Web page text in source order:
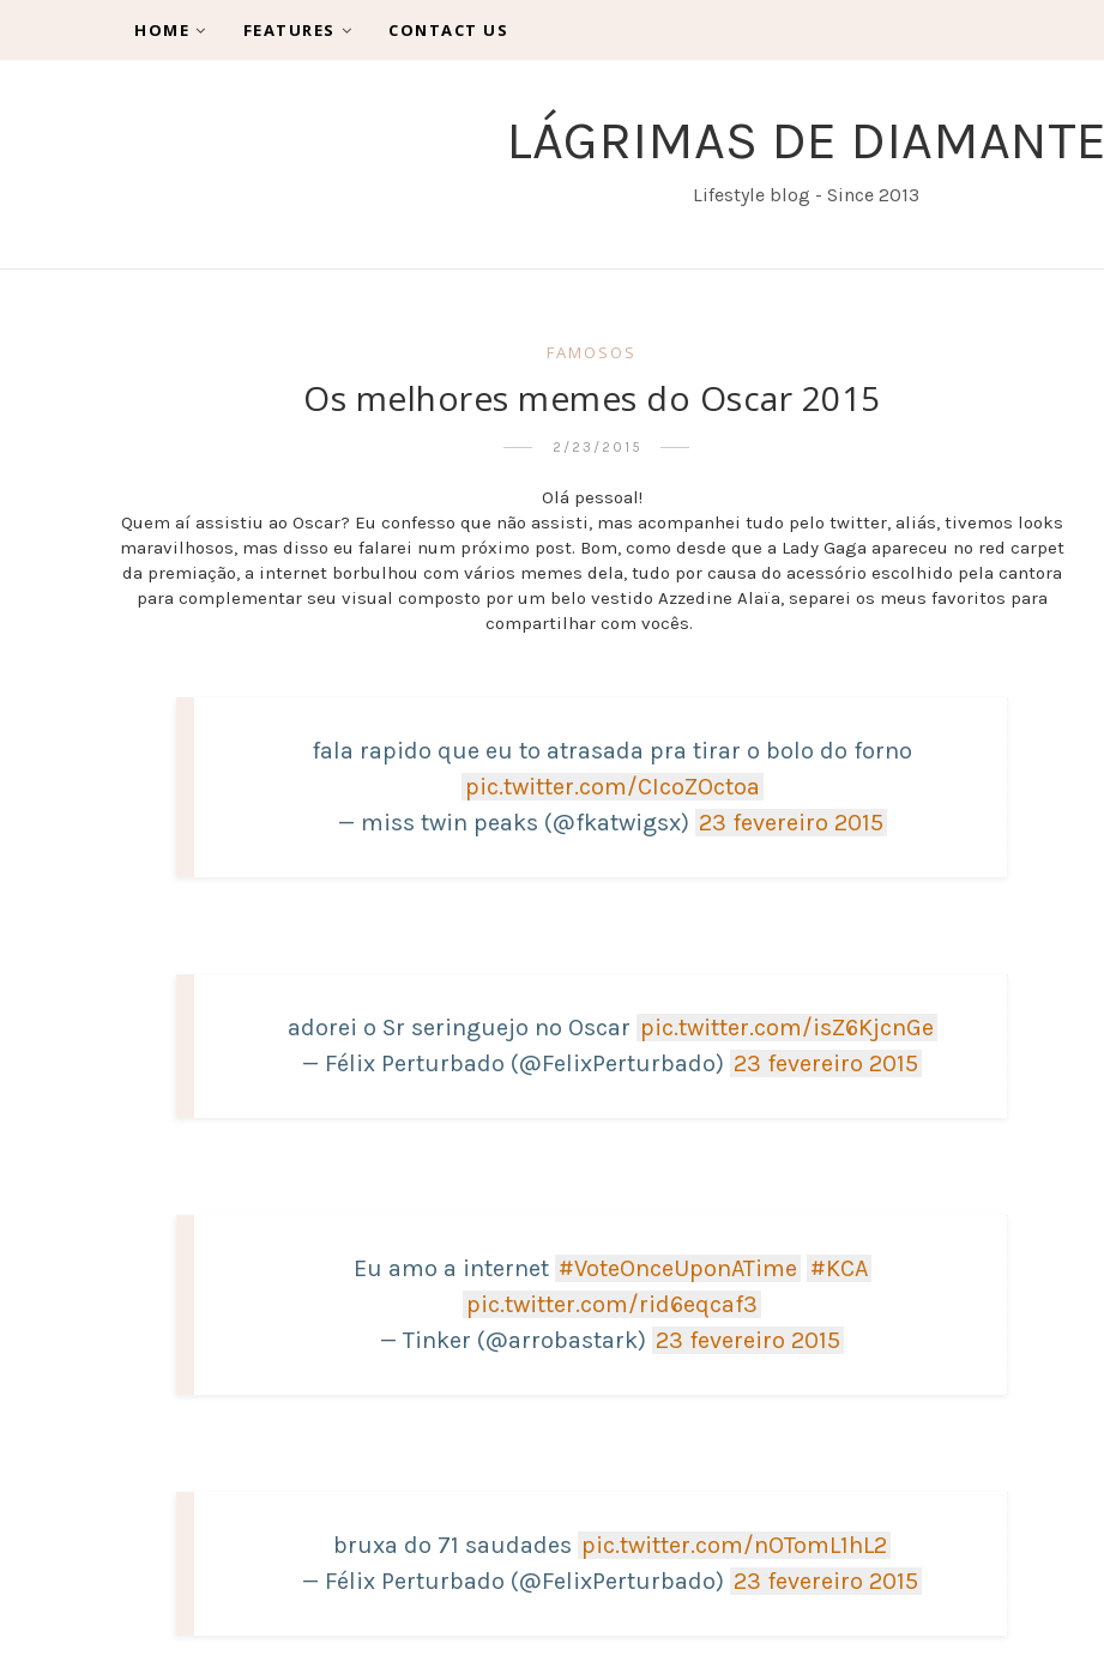
LÁGRIMAS DE DIAMANTE
Lifestyle blog - Since 2013
HOME FEATURES CONTACT US
FAMOSOS
Os melhores memes do Oscar 2015
2/23/2015
Olá pessoal!
Quem aí assistiu ao Oscar? Eu confesso que não assisti, mas acompanhei tudo pelo twitter, aliás, tivemos looks
maravilhosos, mas disso eu falarei num próximo post. Bom, como desde que a Lady Gaga apareceu no red carpet
da premiação, a internet borbulhou com vários memes dela, tudo por causa do acessório escolhido pela cantora
para complementar seu visual composto por um belo vestido Azzedine Alaïa, separei os meus favoritos para
compartilhar com vocês.
fala rapido que eu to atrasada pra tirar o bolo do forno
pic.twitter.com/CIcoZOctoa
— miss twin peaks (@fkatwigsx) 23 fevereiro 2015
adorei o Sr seringuejo no Oscar pic.twitter.com/isZ6KjcnGe
— Félix Perturbado (@FelixPerturbado) 23 fevereiro 2015
Eu amo a internet #VoteOnceUponATime #KCA
pic.twitter.com/rid6eqcaf3
— Tinker (@arrobastark) 23 fevereiro 2015
bruxa do 71 saudades pic.twitter.com/nOTomL1hL2
— Félix Perturbado (@FelixPerturbado) 23 fevereiro 2015